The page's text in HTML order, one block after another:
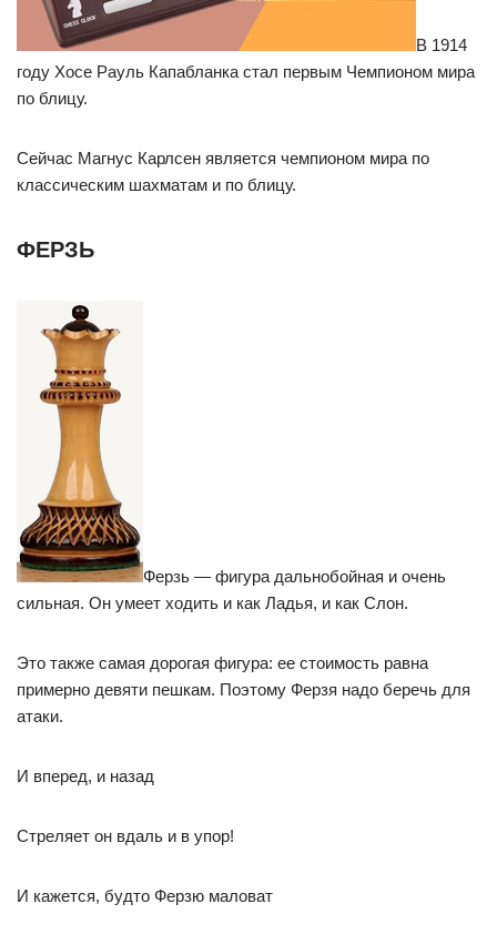
В 1914
году Хосе Рауль Капабланка стал первым Чемпионом мира
по блицу.
Сейчас Магнус Карлсен является чемпионом мира по
классическим шахматам и по блицу.
ФЕРЗЬ
Ферзь — фигура дальнобойная и очень
сильная. Он умеет ходить и как Ладья, и как Слон.
Это также самая дорогая фигура: ее стоимость равна
примерно девяти пешкам. Поэтому Ферзя надо беречь для
атаки.
И вперед, и назад
Стреляет он вдаль и в упор!
И кажется, будто Ферзю маловат